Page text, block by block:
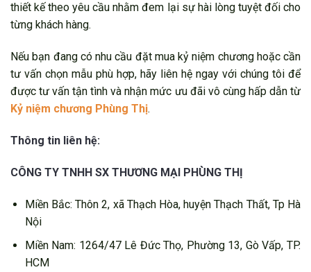
thiết kế theo yêu cầu nhằm đem lại sự hài lòng tuyệt đối cho
từng khách hàng.
Nếu bạn đang có nhu cầu đặt mua kỷ niệm chương hoặc cần
tư vấn chọn mẫu phù hợp, hãy liên hệ ngay với chúng tôi để
được tư vấn tận tình và nhận mức ưu đãi vô cùng hấp dẫn từ
Kỷ niệm chương Phùng Thị.
Thông tin liên hệ:
CÔNG TY TNHH SX THƯƠNG MẠI PHÙNG THỊ
Miền Bắc: Thôn 2, xã Thạch Hòa, huyện Thạch Thất, Tp Hà
Nội
Miền Nam: 1264/47 Lê Đức Thọ, Phường 13, Gò Vấp, TP.
HCM